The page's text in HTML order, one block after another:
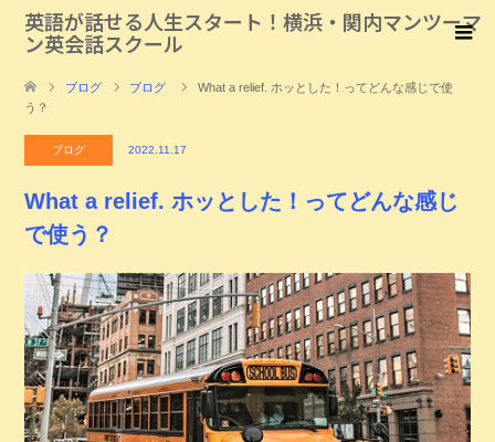
英語が話せる人生スタート！横浜・関内マンツーマ
ン英会話スクール
ブログ ブログ
What a relief. ホッとした！ってどんな感じで使
う？
ブログ 2022.11.17
What a relief. ホッとした！ってどんな感じ
で使う？